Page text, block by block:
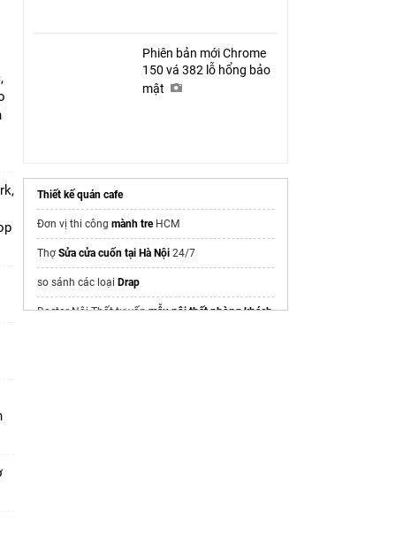
Phiên bản mới Chrome
150 vá 382 lỗ hổng bảo
mật
Thiết kế quán cafe
Đơn vị thi công mành treHCM
Thợ Sửa cửa cuốn tại Hà Nội 24/7
so sánh các loại Drap
Doctor Nội Thất tư vấnmẫu nội thất phòng khách